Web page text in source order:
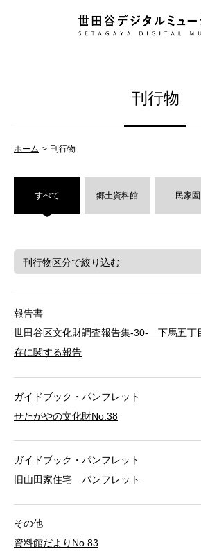
刊行物
ホーム 刊行物
すべて 郷土資料館 民家園
報告書
世田谷区文化財調査報告集-30- 下馬五丁
存に関する報告
ガイドブック・パンフレット
せたがやの文化財No.38
ガイドブック・パンフレット
旧山田家住宅 パンフレット
その他
資料館だよりNo.83